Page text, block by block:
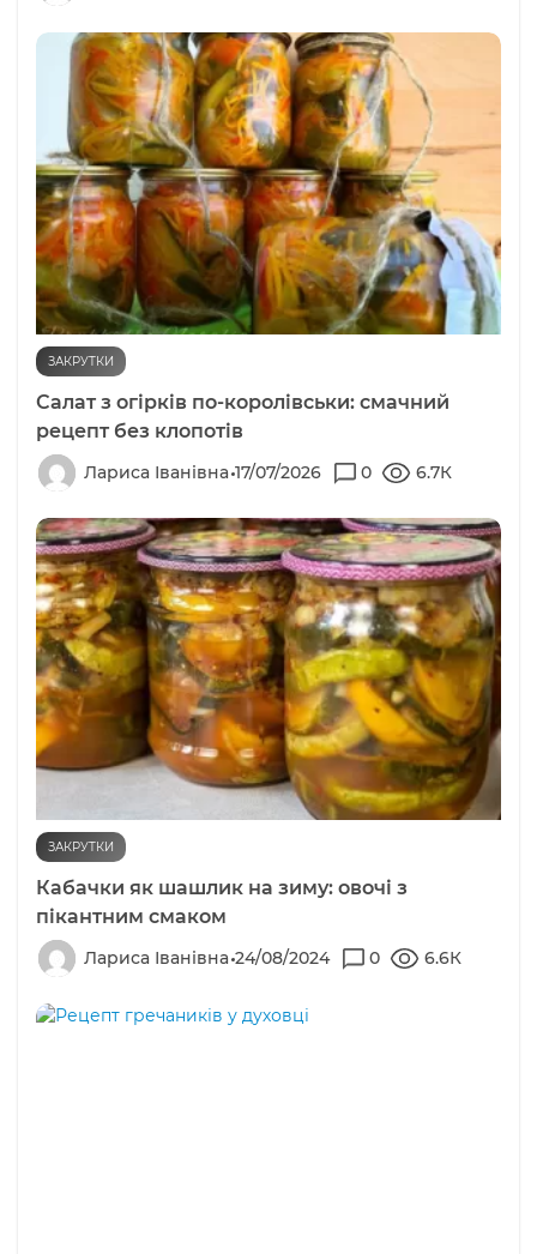
ЗАКРУТКИ
Салат з огірків по-королівськи: смачний
рецепт без клопотів
Лариса Іванівна 17/07/2026 0 6.7К
ЗАКРУТКИ
Кабачки як шашлик на зиму: овочі з
пікантним смаком
Лариса Іванівна 24/08/2024 0 6.6К